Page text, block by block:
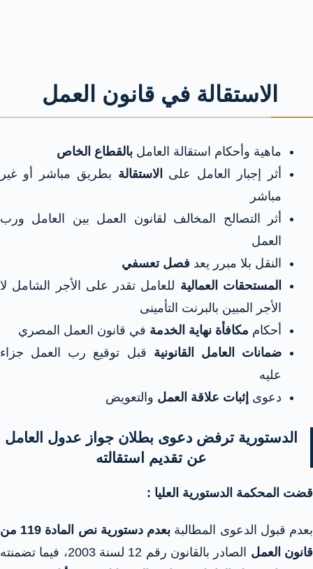
الاستقالة في قانون العمل
ماهية وأحكام استقالة العامل بالقطاع الخاص
أثر إجبار العامل على
الاستقالة بطريق مباشر أو غير
مباشر
أثر التصالح المخالف لقانون العمل بين العامل ورب
العمل
النقل بلا مبرر يعد فصل تعسفي
المستحقات العمالية للعامل تقدر على الأجر الشامل لا
الأجر المبين بالبرنت التأمينى
أحكام مكافأة نهاية الخدمة في قانون العمل المصري
ضمانات العامل القانونية قبل توقيع رب العمل جزاء
عليه
دعوى إثبات علاقة العمل والتعويض
الدستورية ترفض دعوى بطلان جواز عدول العامل
عن تقديم استقالته
قضت المحكمة الدستورية العليا :
بعدم قبول الدعوى المطالبة
بعدم دستورية نص المادة 119 من
قانون العمل
الصادر بالقانون رقم 12 لسنة 2003، فيما تضمنته